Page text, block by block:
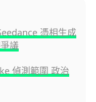
憑相生成
議
偵測範圍 政治